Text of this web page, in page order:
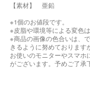
【素材】 亜鉛
※1個のお値段です。
※皮脂や環境等による変色
※商品の画像の色合いは、
きるように努めております
お使いのモニターやスマホ
がございます。予めご了承